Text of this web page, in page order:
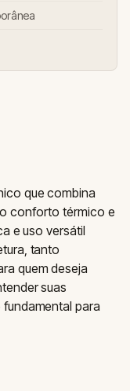
que combina
conforto térmico e
e uso versátil
tanto
quem deseja
suas
para